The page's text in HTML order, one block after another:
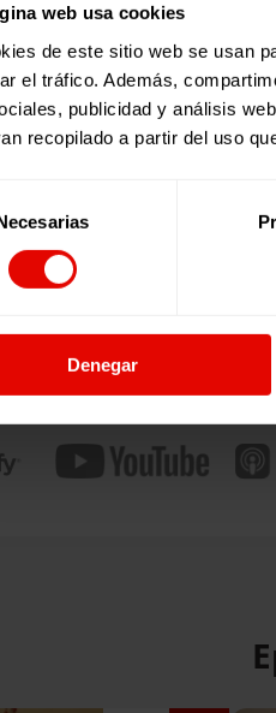
web usa cookies
de este sitio web se usan
el tráfico. Además,
publicidad y análisis
recopilado a partir del uso
Denegar